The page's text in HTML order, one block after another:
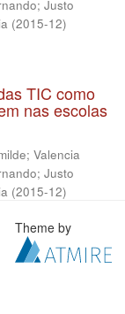
; Justo
(2015-12)
TIC como
nas escolas
; Valencia
; Justo
(2015-12)
Theme by